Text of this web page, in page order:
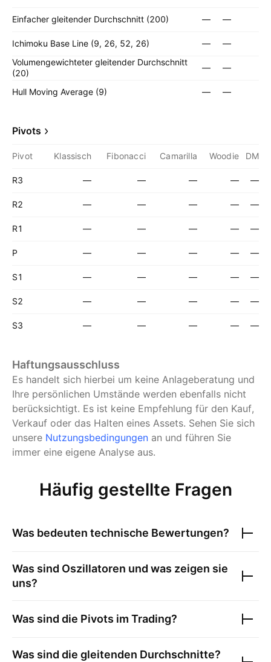
Einfacher gleitender Durchschnitt (200) — —
Ichimoku Base Line (9, 26, 52, 26) —
—
Volumengewichteter gleitender Durchschnitt
(20)
— —
Hull Moving Average (9) — —
Pivots
Pivot Klassisch Fibonacci Camarilla Woodie DM
R3 — — — — —
R2 — — — — —
R1 — — — — —
P — — — — —
S1 — — — — —
S2 — — — — —
S3 — — — — —
Haftungsausschluss
Es handelt sich hierbei um keine Anlageberatung und
Ihre persönlichen Umstände werden ebenfalls nicht
berücksichtigt. Es ist keine Empfehlung für den Kauf,
Verkauf oder das Halten eines Assets. Sehen Sie sich
unsere Nutzungsbedingungen an und führen Sie
immer eine eigene Analyse aus.
Häufig gestellte Fragen
Was bedeuten technische Bewertungen?
Was sind Oszillatoren und was zeigen sie
uns?
Was sind die Pivots im Trading?
Was sind die gleitenden Durchschnitte?